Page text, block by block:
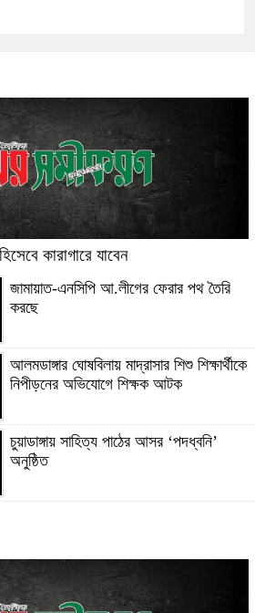
কারাগারে যাবেন
জামায়াত-এনসিপি আ.লীগের ফেরার পথ তৈরি
করছে
আলমডাঙ্গার ঘোষবিলায় মাদ্রাসার শিশু শিক্ষার্থীকে
নিপীড়নের অভিযোগে শিক্ষক আটক
চুয়াডাঙ্গায় সাহিত্য পাঠের আসর ‘পদধ্বনি’
অনুষ্ঠিত